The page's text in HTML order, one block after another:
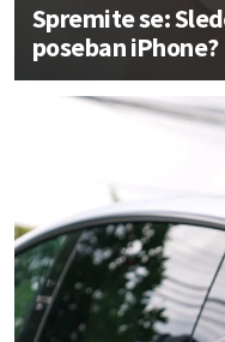
Spremite se:
poseban iPhone?